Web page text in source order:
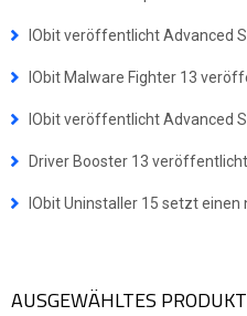
AUSGEWÄHLTES PRODUKT